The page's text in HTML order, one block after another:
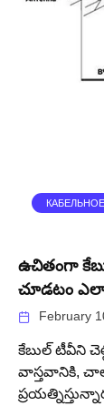
ఉచితంగా
చూడటం
February
కేబుల్ టీవీని
వాస్తవానికి,